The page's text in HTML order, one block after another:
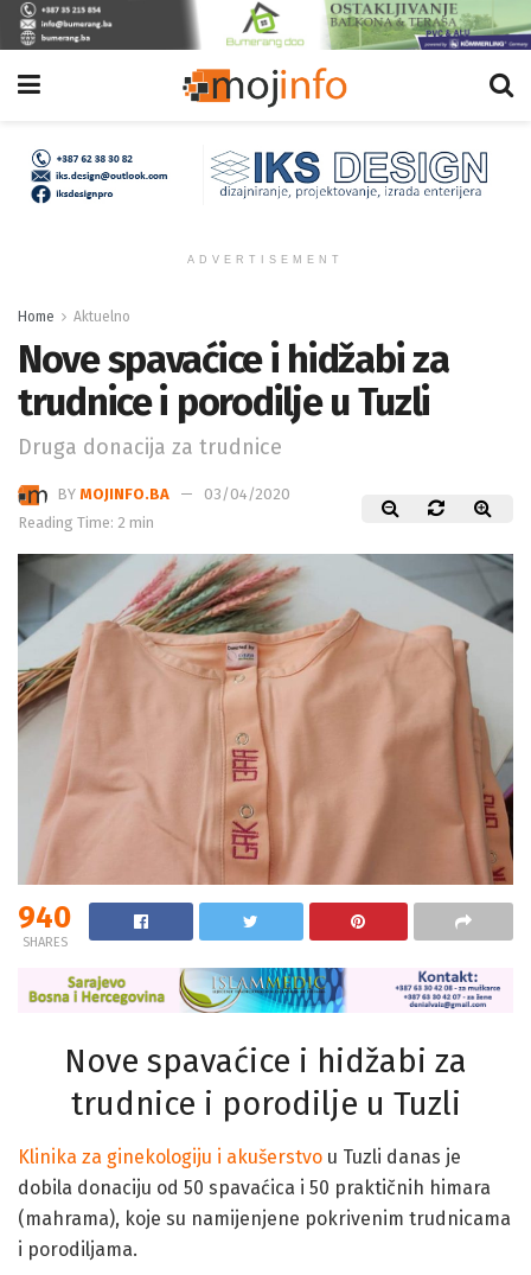
ADVERTISEMENT
Home Aktuelno
Nove spavaćice i hidžabi za
trudnice i porodilje u Tuzli
Druga donacija za trudnice
BY MOJINFO.BA
03/04/2020
Reading Time: 2 min
940
SHARES
Nove spavaćice i hidžabi za
trudnice i porodilje u Tuzli
Klinika za ginekologiju i akušerstvo u Tuzli danas je
dobila donaciju od 50 spavaćica i 50 praktičnih himara
(mahrama), koje su namijenjene pokrivenim trudnicama
i porodiljama.